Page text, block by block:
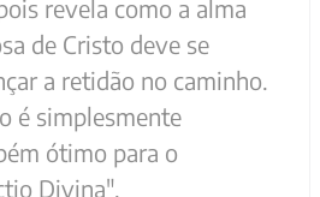
revela como a alma
de Cristo deve se
a retidão no caminho.
é simplesmente
ótimo para o
Divina".